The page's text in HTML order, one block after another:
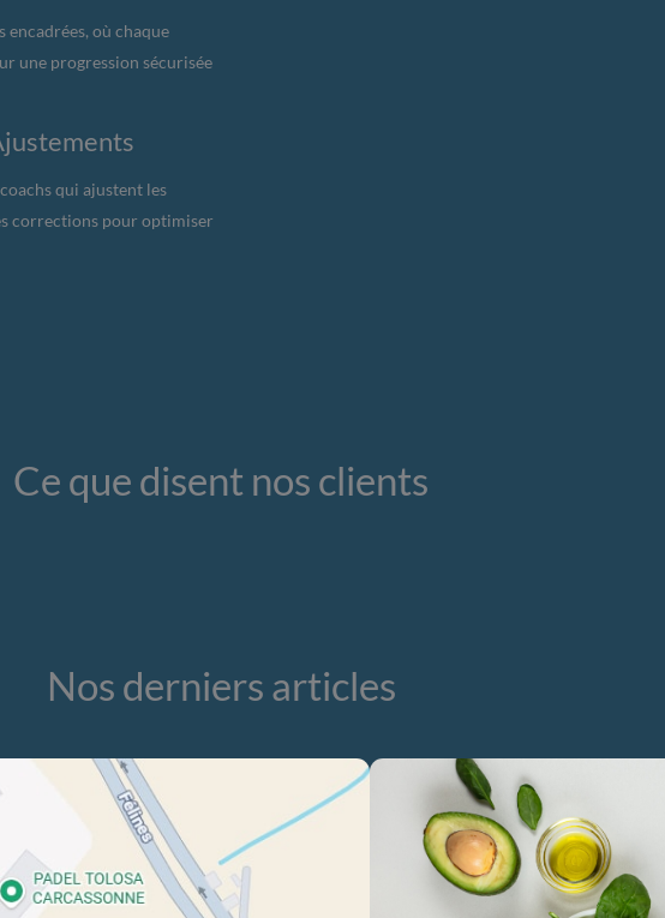
encadrées, où chaque
une progression sécurisée
qui ajustent les
corrections pour optimiser
Ce que disent nos clients
Nos derniers articles